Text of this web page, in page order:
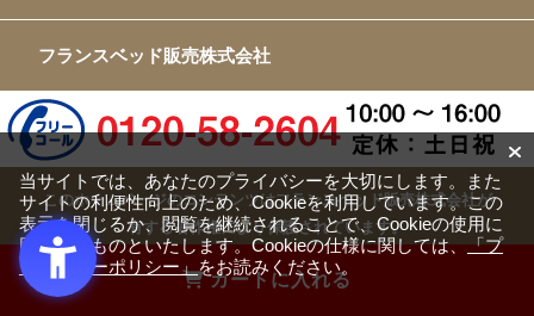
カートに入れる
フランスベッド販売株式会社
このホームページのコンテンツはフランスベッド販売株式会社が
有する著作権により保護されています。
すべての文章、画像、動画などを、私的利用の範囲を超えて、許
可なく複製、改変、転載することは禁じられています。
Copyright(c) FRANCEBED Sales Co., ltd. All Rights Reserved.
当サイトでは、あなたのプライバシーを大切にします。また
サイトの利便性向上のため、Cookieを利用しています。この
表示を閉じるか、閲覧を継続されることで、Cookieの使用に
同意するものといたします。Cookieの仕様に関しては、「プ
ライバシーポリシー」をお読みください。